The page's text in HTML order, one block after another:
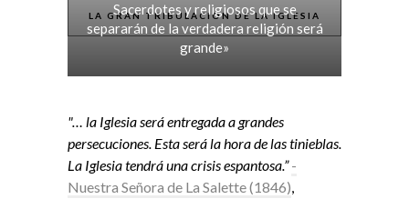
LA GRAN TRIBULACIÓN DE LA IGLESIA
Sacerdotes y religiosos que se
separarán de la verdadera religión será
grande»
"… la Iglesia será entregada a grandes
persecuciones. Esta será la hora de las tinieblas.
La Iglesia tendrá una crisis espantosa.” -
Nuestra Señora de La Salette (1846),